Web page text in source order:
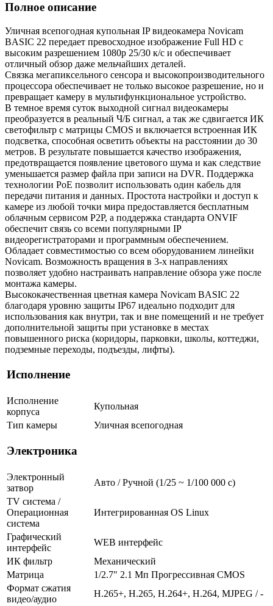
Полное описание
Уличная всепогодная купольная IP видеокамера Novicam
BASIC 22 передает превосходное изображение Full HD с
высоким разрешением 1080p 25/30 к/с и обеспечивает
отличный обзор даже мельчайших деталей.
Связка мегапиксельного сенсора и высокопроизводительного
процессора обеспечивает не только высокое разрешение, но и
превращает камеру в мультифункциональное устройство.
В темное время суток выходной сигнал видеокамеры
преобразуется в реальный Ч/Б сигнал, а так же сдвигается ИК
светофильтр с матрицы CMOS и включается встроенная ИК
подсветка, способная осветить объекты на расстоянии до 30
метров. В результате повышается качество изображения,
предотвращается появление цветового шума и как следствие
уменьшается размер файла при записи на DVR. Поддержка
технологии РоЕ позволит использовать один кабель для
передачи питания и данных. Простота настройки и доступ к
камере из любой точки мира предоставляется бесплатным
облачным сервисом P2P, а поддержка стандарта ONVIF
обеспечит связь со всеми популярными IP
видеорегистраторами и программным обеспечением.
Обладает совместимостью со всем оборудованием линейки
Novicam. Возможность вращения в 3-х направлениях
позволяет удобно настраивать направление обзора уже после
монтажа камеры.
Высококачественная цветная камера Novicam BASIC 22
благодаря уровню защиты IP67 идеально подходит для
использования как внутри, так и вне помещений и не требует
дополнительной защиты при установке в местах
повышенного риска (коридоры, парковки, школы, коттеджи,
подземные переходы, подъезды, лифты).
Исполнение
Исполнение
корпуса
Купольная
Тип камеры
Уличная всепогодная
Электроника
Электронный
затвор
Авто / Ручной (1/25 ~ 1/100 000 с)
TV система /
Операционная
система
Интегрированная OS Linux
Графический
интерфейс
WEB интерфейс
ИК фильтр
Механический
Матрица
1/2.7" 2.1 Мп Прогрессивная CMOS
Формат сжатия
видео/аудио
H.265+, H.265, H.264+, H.264, MJPEG / -